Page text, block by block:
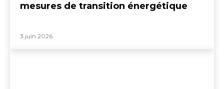
mesures de transition énergétique
3 juin 2026